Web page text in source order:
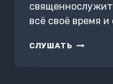
всё своё время и
СЛУШАТЬ СЛОВА.